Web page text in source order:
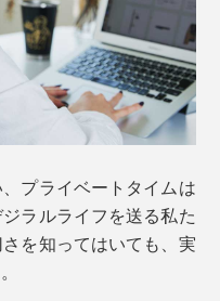
プライベートタイムは
ラルライフを送る私た
を知ってはいても、実